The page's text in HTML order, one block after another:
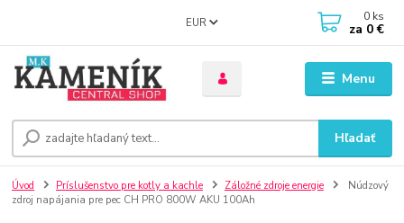
Menu
EUR
Hľadať
0 ks
za 0 €
Úvod Príslušenstvo pre kotly a kachle Záložné zdroje energie
Núdzový
zdroj napájania pre pec CH PRO 800W AKU 100Ah